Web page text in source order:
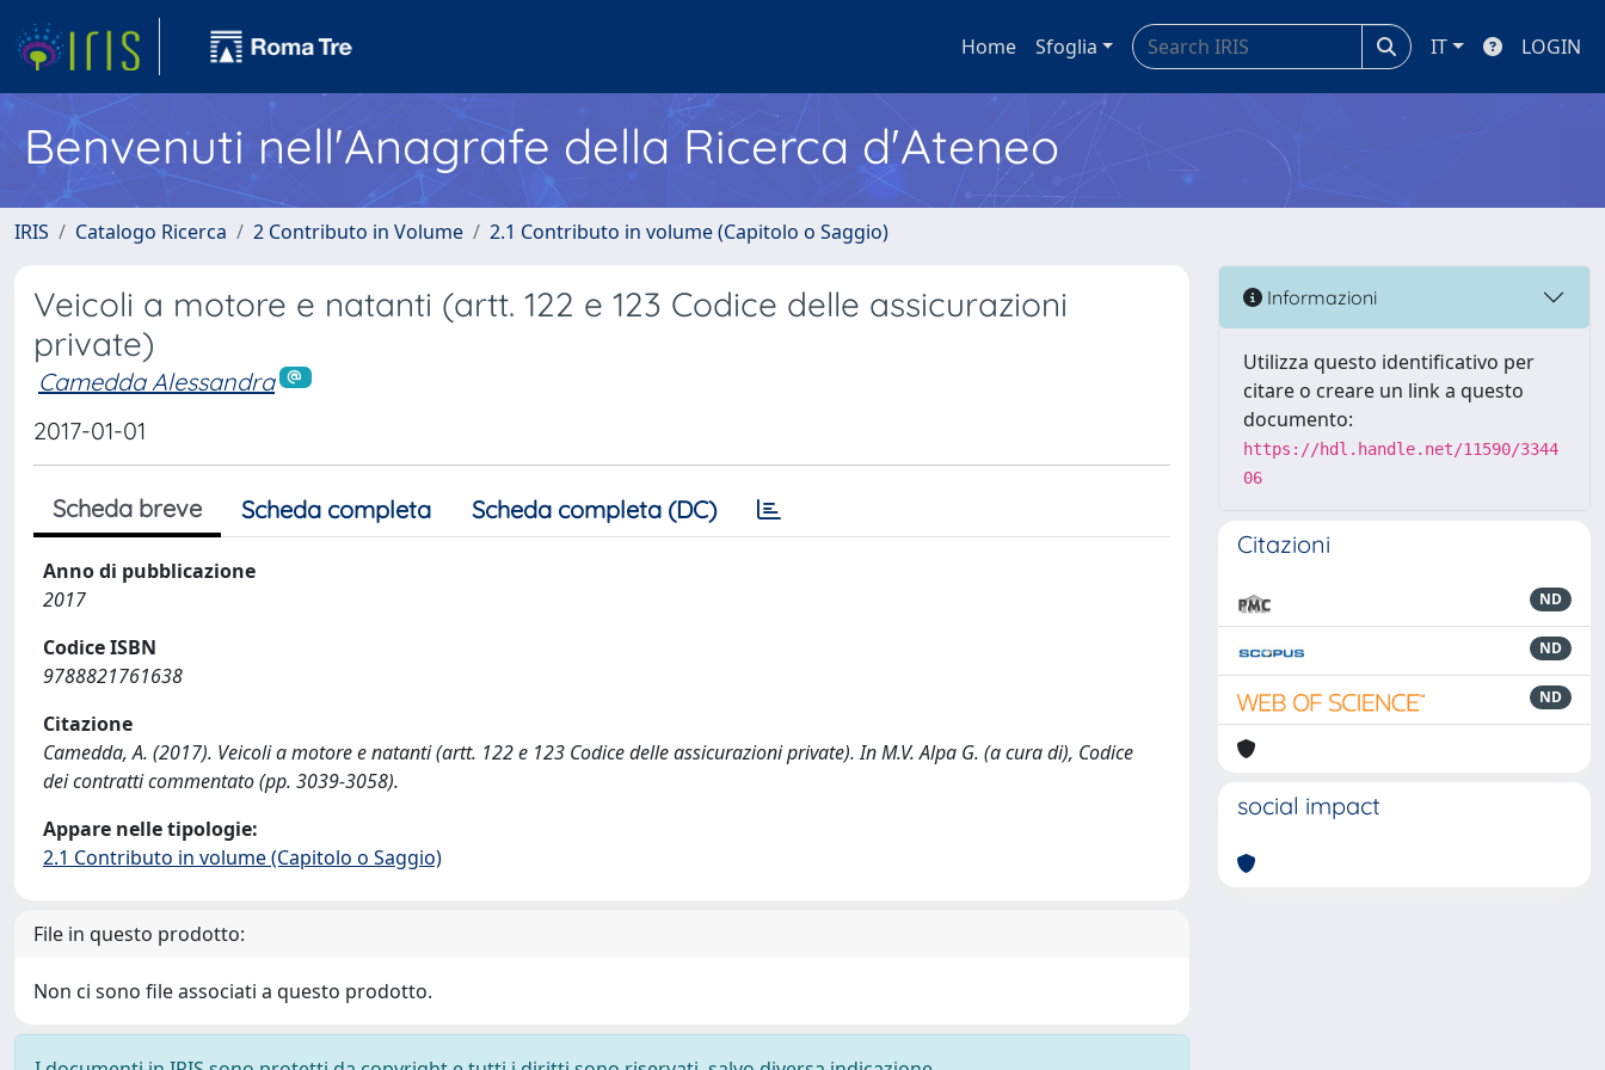
Home Sfoglia IT LOGIN
Benvenuti nell'Anagrafe della Ricerca d'Ateneo
IRIS Catalogo Ricerca 2 Contributo in Volume 2.1 Contributo in volume (Capitolo o Saggio)
Veicoli a motore e natanti (artt. 122 e 123 Codice delle assicurazioni
private)
Camedda Alessandra
2017-01-01
Scheda breve Scheda completa Scheda completa (DC)
Anno di pubblicazione
2017
Codice ISBN
9788821761638
Citazione
Camedda, A. (2017). Veicoli a motore e natanti (artt. 122 e 123 Codice delle assicurazioni private). In M.V. Alpa G. (a cura di), Codice
dei contratti commentato (pp. 3039-3058).
Appare nelle tipologie:
2.1 Contributo in volume (Capitolo o Saggio)
File in questo prodotto:
Non ci sono file associati a questo prodotto.
Informazioni
Utilizza questo identificativo per
citare o creare un link a questo
documento:
https://hdl.handle.net/11590/3344
06
Citazioni
ND
ND
ND
social impact